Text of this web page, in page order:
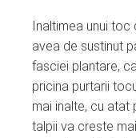
Inaltimea unui
avea de sustinut
fasciei plantare,
pricina purtarii
mai inalte, cu atat
talpii va creste